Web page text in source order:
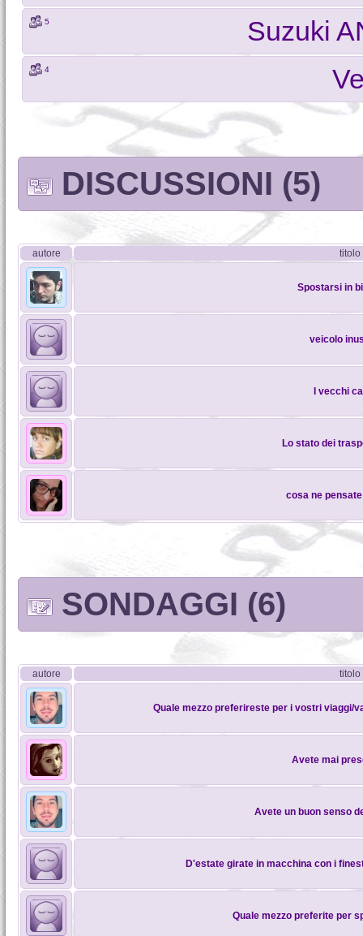
5 Suzuki
4
DISCUSSIONI (5)
autore titolo
Spostarsi in
veicolo
I vecchi
Lo stato dei
cosa ne
SONDAGGI (6)
autore titolo
Quale mezzo preferireste per i vostri viaggi/
Avete mai
Avete un buon senso
D'estate girate in macchina con i
Quale mezzo preferite per